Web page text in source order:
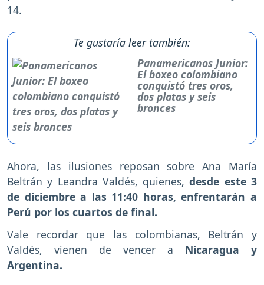
14.
Te gustaría leer también:
Panamericanos Junior:
El boxeo colombiano
conquistó tres oros,
dos platas y seis
bronces
Ahora, las ilusiones reposan sobre Ana María
Beltrán y Leandra Valdés, quienes,desde este 3
de diciembre a las 11:40 horas, enfrentarán a
Perú por los cuartos de final.
Vale recordar que las colombianas, Beltrán y
Valdés, vienen de vencer a Nicaragua y
Argentina.